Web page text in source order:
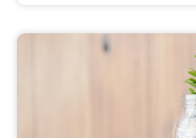
AFECTEAZĂ